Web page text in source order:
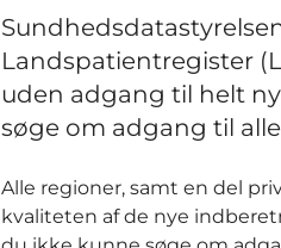
Landspatientregister
uden adgang til helt
søge om adgang til
Alle regioner, samt en del
kvaliteten af de nye